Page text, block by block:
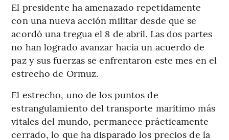
El presidente ha amenazado repetidamente
con una nueva acción militar desde que se
acordó una tregua el 8 de abril. Las dos partes
no han logrado avanzar hacia un acuerdo de
paz y sus fuerzas se enfrentaron este mes en el
estrecho de Ormuz.
El estrecho, uno de los puntos de
estrangulamiento del transporte marítimo más
vitales del mundo, permanece prácticamente
cerrado, lo que ha disparado los precios de la